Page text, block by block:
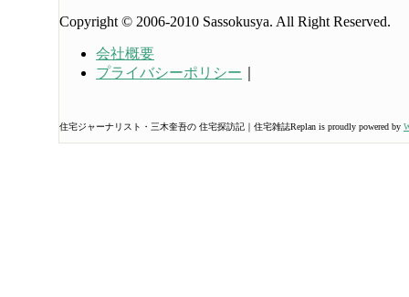
Copyright © 2006-2010 Sassokusya. All Right Reserved.
会社概要
プライバシーポリシー
住宅ジャーナリスト・三木奎吾の 住宅探訪記｜住宅雑誌Replan is proudly powered by